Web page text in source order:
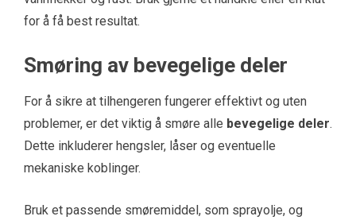
for å få best resultat.
Smøring av bevegelige deler
For å sikre at tilhengeren fungerer effektivt og uten
problemer, er det viktig å smøre alle bevegelige deler.
Dette inkluderer hengsler, låser og eventuelle
mekaniske koblinger.
Bruk et passende smøremiddel, som sprayolje, og